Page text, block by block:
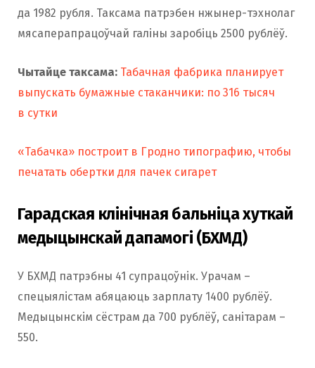
да 1982 рубля. Таксама патрэбен нжынер-тэхнолаг
мясаперапрацоўчай галіны заробіць 2500 рублёў.
Чытайце таксама: Табачная фабрика планирует
выпускать бумажные стаканчики: по 316 тысяч
в сутки
«Табачка» построит в Гродно типографию, чтобы
печатать обертки для пачек сигарет
Гарадская клінічная бальніца хуткай
медыцынскай дапамогі (БХМД)
У БХМД патрэбны 41 супрацоўнік. Урачам –
спецыялістам абяцаюць зарплату 1400 рублёў.
Медыцынскім сёстрам да 700 рублёў, санітарам –
550.